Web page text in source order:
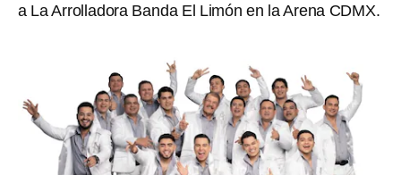
a La Arrolladora Banda El Limón en la Arena CDMX.